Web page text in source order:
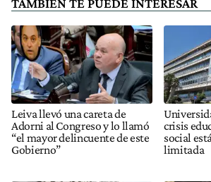
TAMBIÉN TE PUEDE INTERESAR
Leiva llevó una careta de
Adorni al Congreso y lo llamó
“el mayor delincuente de este
Gobierno”
crisis
social
limitada